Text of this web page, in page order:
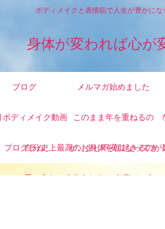
ボディメイクと表情筋で人生が豊かにな
身体が変われば心が
ブログ メルマガ始めました
ボディメイク動画
プログラム
このまま年を重ねるの
が、少し不安になってき
たあなたへ 自宅ででき
自分史上最高のお身体を
手に入れ、人生をかえる
朝起きるのが
る ごきげん